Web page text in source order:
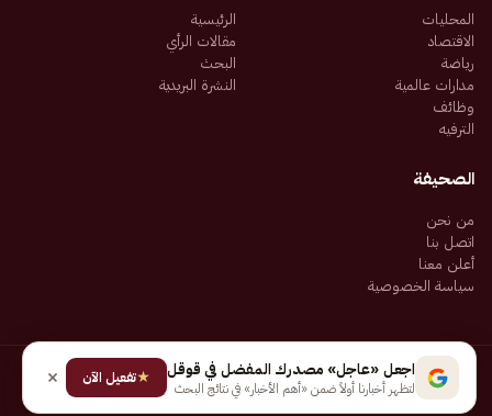
المحليات
الاقتصاد
رياضة
مدارات عالمية
وظائف
الترفيه
الرئيسية
مقالات الرأي
البحث
النشرة البريدية
الصحيفة
من نحن
اتصل بنا
أعلن معنا
سياسة الخصوصية
جميع الحقوق محفوظة لـ شركة إيجاز للنشر الإلكتروني المالكة لصحيفة عاجل
سياسة الخصوصيةشروط الاستخدام
اجعل «عاجل» مصدرك المفضل في قوقل
لتظهر أخبارنا أولاً ضمن «أهم الأخبار» في نتائج البحث
★تفعيل الآن